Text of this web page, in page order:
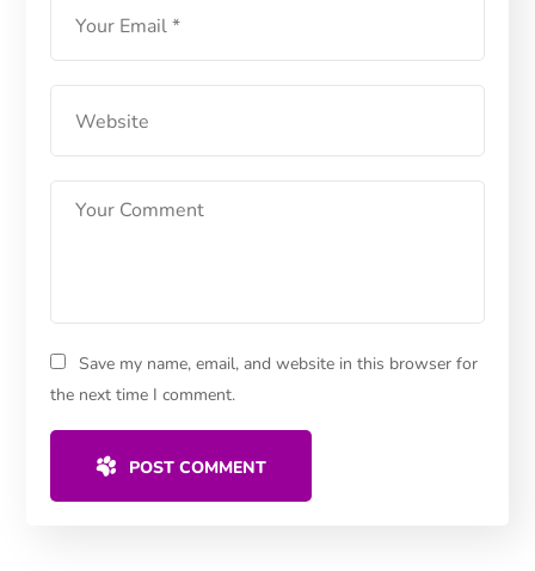
Save my name, email, and website in this browser for
the next time I comment.
POST COMMENT